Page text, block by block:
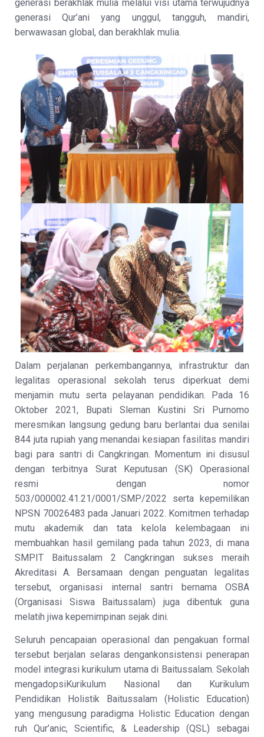
generasi berakhlak mulia melalui visi utama terwujudnya
generasi Qur’ani yang unggul, tangguh, mandiri,
berwawasan global, dan berakhlak mulia.
Dalam perjalanan perkembangannya, infrastruktur dan
legalitas operasional sekolah terus diperkuat demi
menjamin mutu serta pelayanan pendidikan. Pada 16
Oktober 2021, Bupati Sleman Kustini Sri Purnomo
meresmikan langsung gedung baru berlantai dua senilai
844 juta rupiah yang menandai kesiapan fasilitas mandiri
bagi para santri di Cangkringan. Momentum ini disusul
dengan terbitnya Surat Keputusan (SK) Operasional
resmi dengan nomor
503/000002.41.21/0001/SMP/2022 serta kepemilikan
NPSN 70026483 pada Januari 2022. Komitmen terhadap
mutu akademik dan tata kelola kelembagaan ini
membuahkan hasil gemilang pada tahun 2023, di mana
SMPIT Baitussalam 2 Cangkringan sukses meraih
Akreditasi A. Bersamaan dengan penguatan legalitas
tersebut, organisasi internal santri bernama OSBA
(Organisasi Siswa Baitussalam) juga dibentuk guna
melatih jiwa kepemimpinan sejak dini.
Seluruh pencapaian operasional dan pengakuan formal
tersebut berjalan selaras dengankonsistensi penerapan
model integrasi kurikulum utama di Baitussalam. Sekolah
mengadopsiKurikulum Nasional dan Kurikulum
Pendidikan Holistik Baitussalam ( Holistic Education)
yang mengusung paradigma Holistic Education dengan
ruh Qur’anic, Scientific, & Leadership (QSL) sebagai